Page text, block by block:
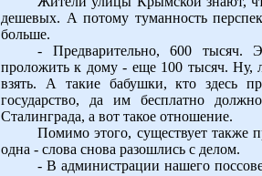
дешевых. А потому туманность
больше.
- Предварительно, 600 тысяч.
проложить к дому - еще 100 тысяч. Ну,
взять. А такие бабушки, кто здесь
государство, да им бесплатно
Сталинграда, а вот такое отношение.
Помимо этого, существует также
одна - слова снова разошлись с делом.
- В администрации нашего